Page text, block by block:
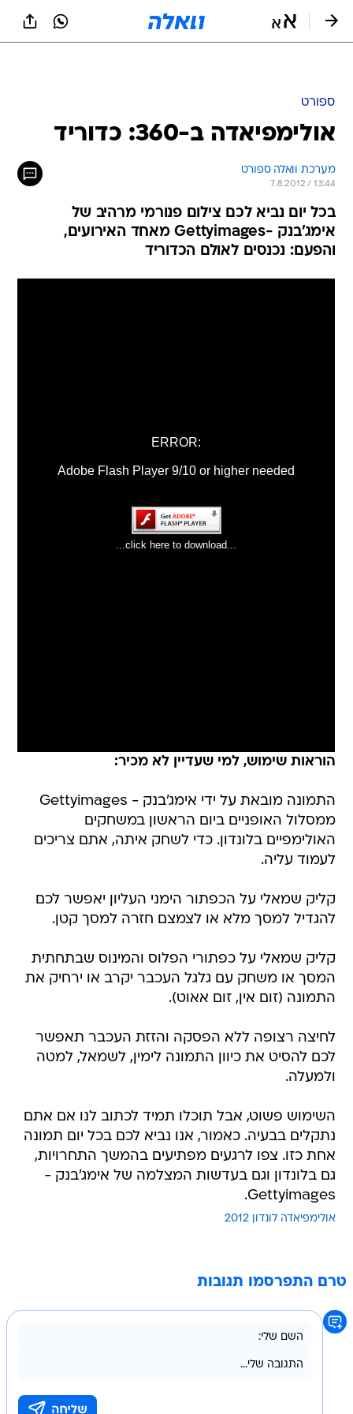
ספורט
אולימפיאדה ב-360: כדוריד
מערכת וואלה ספורט
7.8.2012 / 13:44
בכל יום נביא לכם צילום פנורמי מרהיב של
אימג'בנק -Gettyimages מאחד האירועים,
והפעם: נכנסים לאולם הכדוריד
הוראות שימוש, למי שעדיין לא מכיר:
התמונה מובאת על ידי אימג'בנק - Gettyimages
ממסלול האופניים ביום הראשון במשחקים
האולימפיים בלונדון. כדי לשחק איתה, אתם צריכים
לעמוד עליה.
קליק שמאלי על הכפתור הימני העליון יאפשר לכם
להגדיל למסך מלא או לצמצם חזרה למסך קטן.
קליק שמאלי על כפתורי הפלוס והמינוס שבתחתית
המסך או משחק עם גלגל העכבר יקרב או ירחיק את
התמונה (זום אין, זום אאוט).
לחיצה רצופה ללא הפסקה והזזת העכבר תאפשר
לכם להסיט את כיוון התמונה לימין, לשמאל, למטה
ולמעלה.
השימוש פשוט, אבל תוכלו תמיד לכתוב לנו אם אתם
נתקלים בבעיה. כאמור, אנו נביא לכם בכל יום תמונה
אחת כזו. צפו לרגעים מפתיעים בהמשך התחרויות,
גם בלונדון וגם בעדשות המצלמה של אימג'בנק -
Gettyimages.
אולימפיאדה לונדון 2012
טרם התפרסמו תגובות